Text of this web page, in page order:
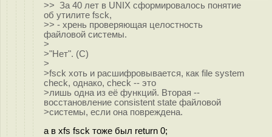
>> За 40 лет в UNIX сформировалось понятие
об утилите fsck,
>> - хрень проверяющая целостность
файловой системы.
>
>"Нет". (C)
>
>fsck хоть и расшифровывается, как file system
check, однако, check -- это
>лишь одна из её функций. Вторая --
восстановление consistent state файловой
>системы, если она повреждена.
а в xfs fsck тоже был return 0;